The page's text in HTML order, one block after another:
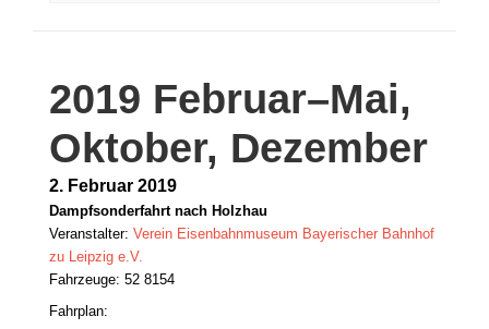
2019 Februar–Mai,
Oktober, Dezember
2. Februar 2019
Dampfsonderfahrt nach Holzhau
Veranstalter: Verein Eisenbahnmuseum Bayerischer Bahnhof
zu Leipzig e.V.
Fahrzeuge: 52 8154
Fahrplan: